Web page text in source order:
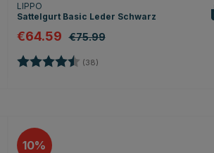
LIPPO
Sattelgurt Basic Leder Schwarz
€64.59 €75.99
Bewertung: (38)
10